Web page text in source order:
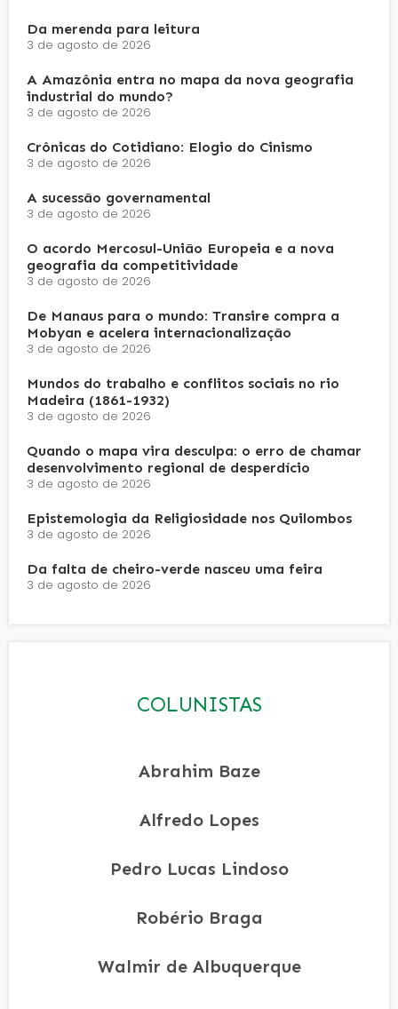
Da merenda para leitura
3 de agosto de 2026
A Amazônia entra no mapa da nova geografia
industrial do mundo?
3 de agosto de 2026
Crônicas do Cotidiano: Elogio do Cinismo
3 de agosto de 2026
A sucessão governamental
3 de agosto de 2026
O acordo Mercosul-União Europeia e a nova
geografia da competitividade
3 de agosto de 2026
De Manaus para o mundo: Transire compra a
Mobyan e acelera internacionalização
3 de agosto de 2026
Mundos do trabalho e conflitos sociais no rio
Madeira (1861-1932)
3 de agosto de 2026
Quando o mapa vira desculpa: o erro de chamar
desenvolvimento regional de desperdício
3 de agosto de 2026
Epistemologia da Religiosidade nos Quilombos
3 de agosto de 2026
Da falta de cheiro-verde nasceu uma feira
3 de agosto de 2026
COLUNISTAS
Abrahim Baze
Alfredo Lopes
Pedro Lucas Lindoso
Robério Braga
Walmir de Albuquerque